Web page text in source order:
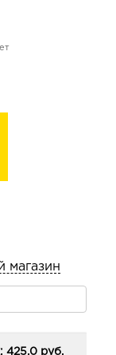
магазин
425.0 руб.